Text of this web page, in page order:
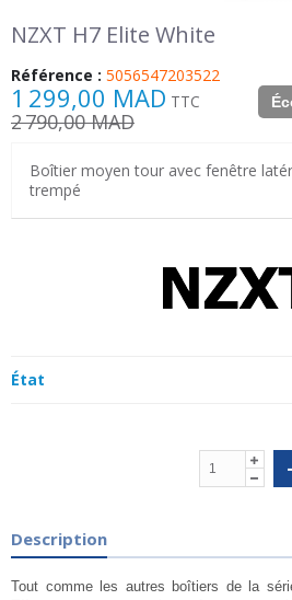
NZXT H7 Elite White
Référence : 5056547203522
1 299,00 MAD TTC
2 790,00 MAD
Boîtier moyen tour avec fenêtre
trempé
État
Description
Tout comme les autres boîtiers de la